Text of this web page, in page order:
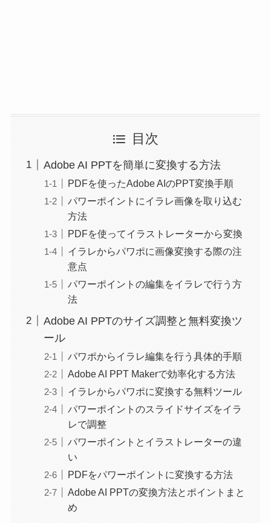
目次
Adobe AI PPTを簡単に変換する方法
PDFを使ったAdobe AIのPPT変換手順
パワーポイントにイラレ画像を取り込む
方法
PDFを使ってイラストレーターから変換
イラレからパワポに画像変換する際の注
意点
パワーポイントの編集をイラレで行う方
法
Adobe AI PPTのサイズ調整と無料変換ツ
ール
パワポからイラレ編集を行う具体的手順
Adobe AI PPT Makerで効率化する方法
イラレからパワポに変換する無料ツール
パワーポイントのスライドサイズをイラ
レで調整
パワーポイントとイラストレーターの違
い
PDFをパワーポイントに変換する方法
Adobe AI PPTの変換方法とポイントまと
め